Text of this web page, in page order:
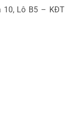
10, Lô B5 – KĐT